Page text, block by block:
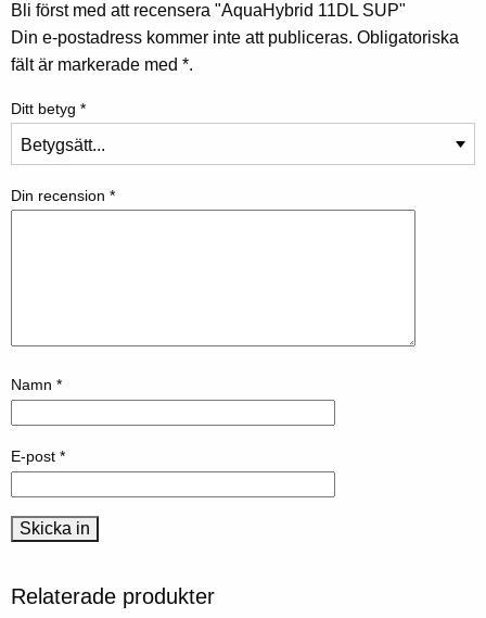
Bli först med att recensera "AquaHybrid 11DL SUP"
Din e-postadress kommer inte att publiceras. Obligatoriska
fält är markerade med *.
Ditt betyg *
Din recension *
Namn *
E-post *
Relaterade produkter